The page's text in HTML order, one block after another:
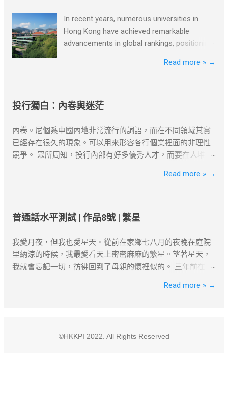
如涉及版權問題，請版權持有人與我們聯絡，我們會配合及
作出適當安排，不便之處，敬請原諒。
著寒風，到花園去取。雖然路短，但十分麻煩。 當達瑞為父
親取報紙的時候，一個主意誕生了。當天他就按響鄰居的門
鈴，對他們說，每個月只需付給他一美元，他就每天早上把
報紙塞到他們的房門底下。大多數人都同意了，很快他有了
七十多個顧客。 節選自[德]博多·舍費爾《達瑞的故事》 資料
搜尋自網絡或筆者看法，僅供學習用途。請各位讀者閲讀前
爲負責。如有錯漏或任何問題，筆者及網站概不負責，並保
及版權問題，請版權持有人與我們聯絡，我們會配合及作出
適當安排，不便之處，敬請原諒。
In recent years, numerous universities in
Hong Kong have achieved remarkable
advancements in global rankings, positioning
global scale but also within the Greater Bay
Area, Greater China, and beyond. Among
Kong, the Hong Kong University of Science
Hong Kong, and Lingnan University. The
University of Hong Kong, recognized as one
of the oldest and most esteemed
secured top positions in international
rankings due to its exceptional teaching,
collaborations on an international level.
Science and Technology has experienced
significant strides in rankings, focusing on
nurturing innovative talents and achieving
across fields such as science, engineering,
Read more » →
投行獨白：內卷與迷茫
內卷。尼個系中國內地非常流行的詞語，而在不同領域其實
已經存在很久的現象。可以用來形容各行個業裡面的非理性
競爭。 眾所周知，投行內部有好多優秀人才，而要在人堆裏
課金打怪既王者之外，話大唔大話細唔細既投行圈一早就步
入內卷。 “我自己好似系度內卷緊，我只系一個齒輪,我好像
就已經出現了。它源自於一種無力感。當你系大學既時候，
候，發現你依然要卷。內心其實冇乜成就感，反而有既系無
盡既空虛、夜裡工作的寂寞，不過我唔凍，我凍既話會著
衫。 同時投行本身就系服務業，大把人想入投行，但職位空
就可以確保搵到咁多？由Sell side跳去Buy side，的確可以換
人物純屬虛構，如有雷同，實屬巧合。
Read more » →
普通話水平測試 | 作品8號 | 繁星
我愛月夜，但我也愛星天。從前在家鄉七八月的夜晚在庭院
里納涼的時候，我最愛看天上密密麻麻的繁星。望著星天，
我就會忘記一切，彷彿回到了母親的懷裡似的。 三年前在南
寂的夜。下面是一片菜園，上面是星群密布的藍天。星光在
那時候我正在讀一些天文學的書，也認得一些星星，好像它
每晚和繁星相對，我把它們認得很熟了。我躺在艙面上，仰
Read more » →
©HKKPI 2022. All Rights Reserved